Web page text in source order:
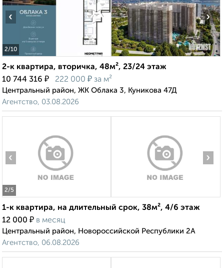
2/10
‹ ›
2-к квартира, вторичка, 48м², 23/24 этаж
10 744 316 ₽ 222 000 ₽ за м²
Центральный район, ЖК Облака 3, Куникова 47Д
Агентство, 03.08.2026
2/5
‹ ›
1-к квартира, на длительный срок, 38м², 4/6 этаж
12 000 ₽ в месяц
Центральный район, Новороссийской Республики 2А
Агентство, 06.08.2026